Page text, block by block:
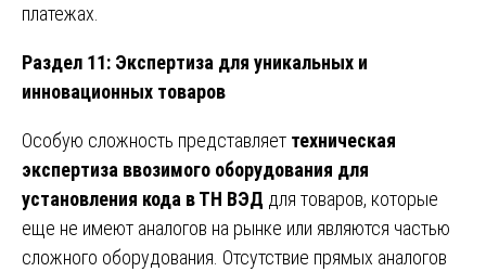
платежах.
Раздел 11: Экспертиза для уникальных и
инновационных товаров
Особую сложность представляет техническая
экспертиза ввозимого оборудования для
установления кода в ТН ВЭД для товаров, которые
еще не имеют аналогов на рынке или являются частью
сложного оборудования. Отсутствие прямых аналогов